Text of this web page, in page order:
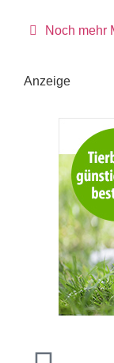
Noch mehr
Anzeige